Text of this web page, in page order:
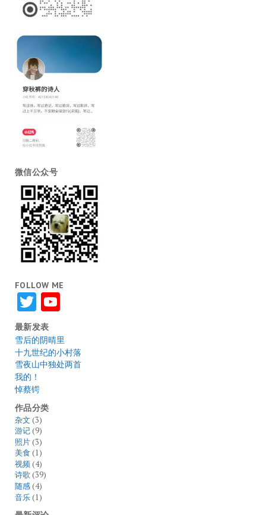
微信公众号
FOLLOW ME
TwitterYouTube
最新发表
雪后的阴晴里
十九世纪的小村落
雪夜山中独处两首
我的！
悼蔡锷
作品分类
杂文 (3)
游记(9)
照片(3)
美食 (1)
视频(4)
诗歌(39)
随感(4)
音乐(1)